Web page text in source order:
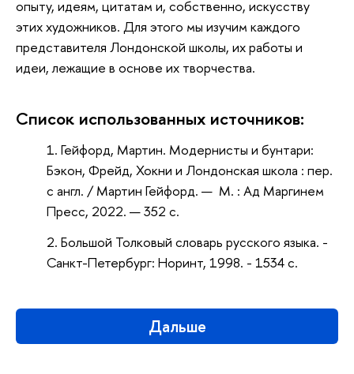
опыту, идеям, цитатам и, собственно, искусству
этих художников. Для этого мы изучим каждого
представителя Лондонской школы, их работы и
идеи, лежащие в основе их творчества.
Список использованных источников:
Гейфорд, Мартин. Модернисты и бунтари:
Бэкон, Фрейд, Хокни и Лондонская школа : пер.
с англ. / Мартин Гейфорд. — М. : Ад Маргинем
Пресс, 2022. — 352 с.
Большой Толковый словарь русского языка. -
Санкт-Петербург: Норинт, 1998. - 1534 с.
Дальше